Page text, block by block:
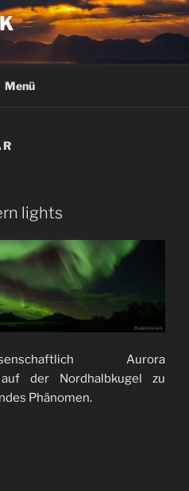
Menü
lights
Aurora
der Nordhalbkugel zu
Phänomen.